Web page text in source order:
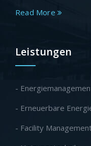
Read More
Leistungen
-
- Erneuerbare
- Facility